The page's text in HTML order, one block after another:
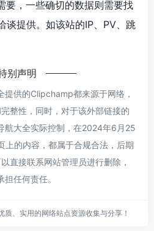
要，一些确切的数据则需要找
谈提供。如该站的IP、PV、跳
别声明
供的Clipchamp都来源于网络，
整性，同时，对于该外部链接的
航大全实际控制，在2024年6月25
上的内容，都属于合规合法，后期
直接联系网站管理员进行删除，
任何责任。
、实用的网络站点资源收集与分享！